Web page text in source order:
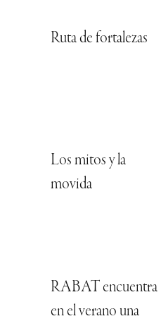
Ruta de fortalezas
Los mitos y la
movida
RABAT encuentra
en el verano una